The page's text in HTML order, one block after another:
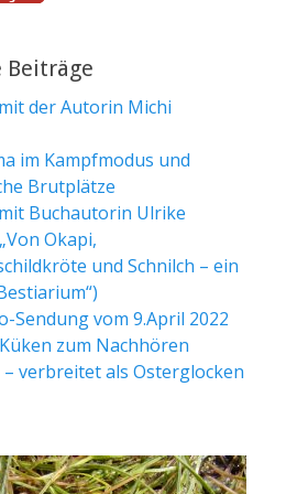
Beiträge
der Autorin Michi
im Kampfmodus und
Brutplätze
Buchautorin Ulrike
Okapi,
und Schnilch – ein
Sendung vom 9.April 2022
zum Nachhören
verbreitet als Osterglocken